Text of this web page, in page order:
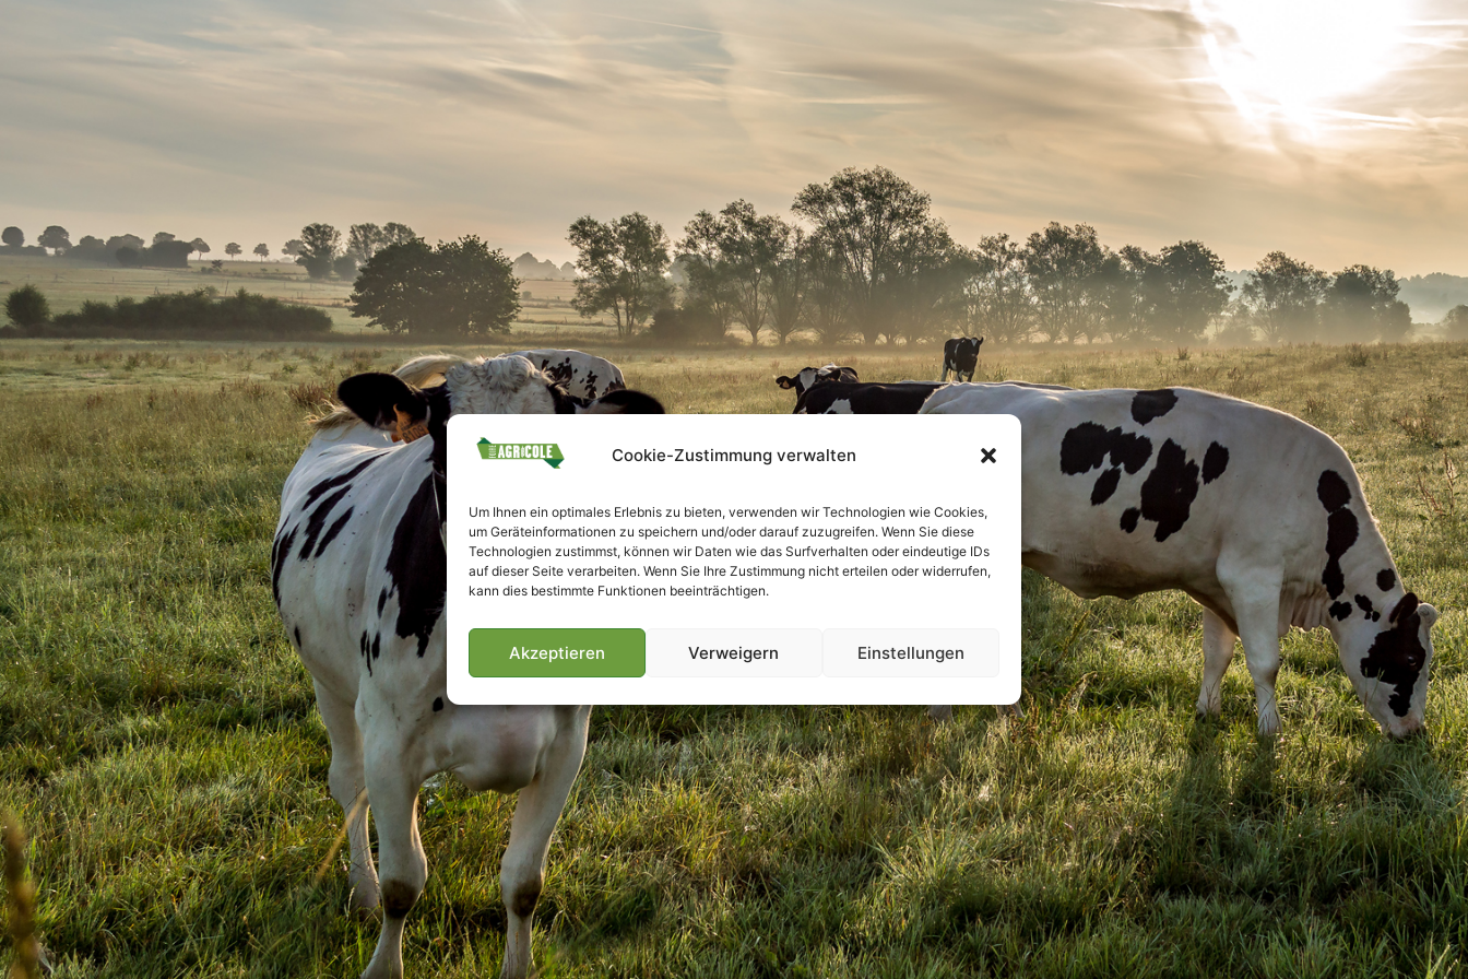
Cookie-Zustimmung verwalten
Um Ihnen ein optimales Erlebnis zu bieten, verwenden wir Technologien wie Cookies,
um Geräteinformationen zu speichern und/oder darauf zuzugreifen. Wenn Sie diese
Technologien zustimmst, können wir Daten wie das Surfverhalten oder eindeutige IDs
auf dieser Seite verarbeiten. Wenn Sie Ihre Zustimmung nicht erteilen oder widerrufen,
kann dies bestimmte Funktionen beeinträchtigen.
Akzeptieren Verweigern Einstellungen
Villmools Merci! Bis nächst Joer!